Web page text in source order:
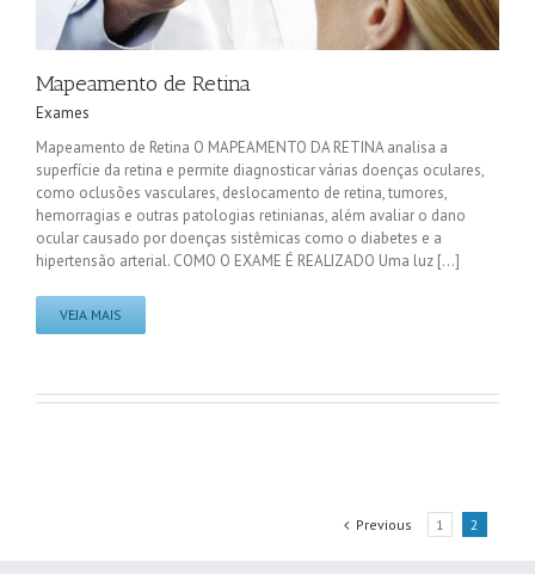
Mapeamento de Retina
Exames
Mapeamento de Retina O MAPEAMENTO DA RETINA analisa a
superfície da retina e permite diagnosticar várias doenças oculares,
como oclusões vasculares, deslocamento de retina, tumores,
hemorragias e outras patologias retinianas, além avaliar o dano
ocular causado por doenças sistêmicas como o diabetes e a
hipertensão arterial. COMO O EXAME É REALIZADO Uma luz [...]
VEJA MAIS
Previous 1 2